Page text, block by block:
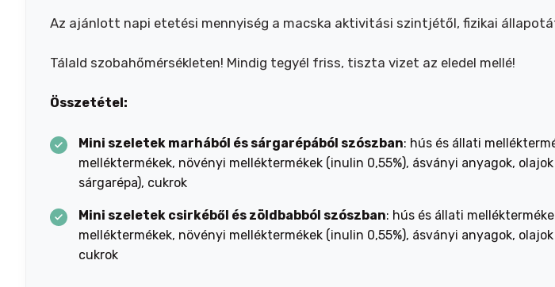
Az ajánlott napi etetési mennyiség a macska aktivitási szintjétől, fizikai
Tálald szobahőmérsékleten! Mindig tegyél friss, tiszta vizet az eledel mellé!
Összetétel:
Mini szeletek marhából és sárgarépából szószban: hús és állati
melléktermékek, növényi melléktermékek (inulin 0,55%), ásványi anyagok,
sárgarépa), cukrok
Mini szeletek csirkéből és zöldbabból szószban: hús és állati
melléktermékek, növényi melléktermékek (inulin 0,55%), ásványi anyagok,
cukrok